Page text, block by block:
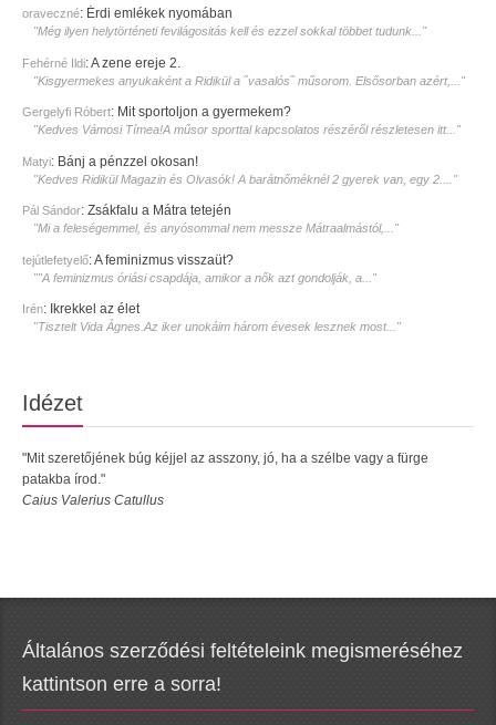
oraveczné: Érdi emlékek nyomában
"Még ilyen helytörténeti fevilágositás kell és ezzel sokkal többet tudunk..."
Fehérné Ildi:A zene ereje 2.
"Kisgyermekes anyukaként a Ridikül a ˝vasalós˝ műsorom. Elsősorban azért,..."
Gergelyfi Róbert: Mit sportoljon a gyermekem?
"Kedves Vámosi Tímea!A műsor sporttal kapcsolatos részéről részletesen itt..."
Matyi: Bánj a pénzzel okosan!
"Kedves Ridikül Magazin és Olvasók! A barátnőméknél 2 gyerek van, egy 2...."
Pál Sándor: Zsákfalu a Mátra tetején
"Mi a feleségemmel, és anyósommal nem messze Mátraalmástól,..."
tejútlefetyelő:A feminizmus visszaüt?
""A feminizmus óriási csapdája, amikor a nők azt gondolják, a..."
Irén: Ikrekkel az élet
"Tisztelt Vida Ágnes.Az iker unokáim három évesek lesznek most..."
Idézet
"Mit szeretőjének búg kéjjel az asszony, jó, ha a szélbe vagy a fürge
patakba írod."
Caius Valerius Catullus
Általános szerződési feltételeink megismeréséhez
kattintson erre a sorra!